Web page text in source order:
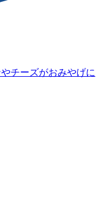
チーズがおみやげに